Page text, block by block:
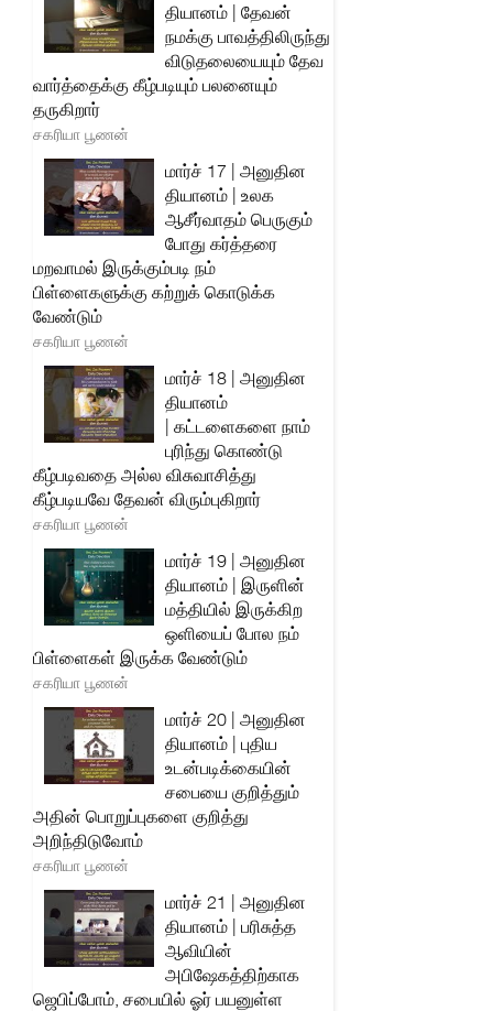
தியானம் | தேவன்
நமக்கு பாவத்திலிருந்து
விடுதலையையும் தேவ
வார்த்தைக்கு கீழ்படியும் பலனையும்
தருகிறார்
சகரியா பூணன்
மார்ச் 17 | அனுதின
தியானம் | உலக
ஆசீர்வாதம் பெருகும்
போது கர்த்தரை
மறவாமல் இருக்கும்படி நம்
பிள்ளைகளுக்கு கற்றுக் கொடுக்க
வேண்டும்
சகரியா பூணன்
மார்ச் 18 | அனுதின
தியானம்
| கட்டளைகளை நாம்
புரிந்து கொண்டு
கீழ்படிவதை அல்ல விசுவாசித்து
கீழ்படியவே தேவன் விரும்புகிறார்
சகரியா பூணன்
மார்ச் 19 | அனுதின
தியானம் | இருளின்
மத்தியில் இருக்கிற
ஒளியைப் போல நம்
பிள்ளைகள் இருக்க வேண்டும்
சகரியா பூணன்
மார்ச் 20 | அனுதின
தியானம் | புதிய
உடன்படிக்கையின்
சபையை குறித்தும்
அதின் பொறுப்புகளை குறித்து
அறிந்திடுவோம்
சகரியா பூணன்
மார்ச் 21 | அனுதின
தியானம் | பரிசுத்த
ஆவியின்
அபிஷேகத்திற்காக
ஜெபிப்போம், சபையில் ஓர் பயனுள்ள